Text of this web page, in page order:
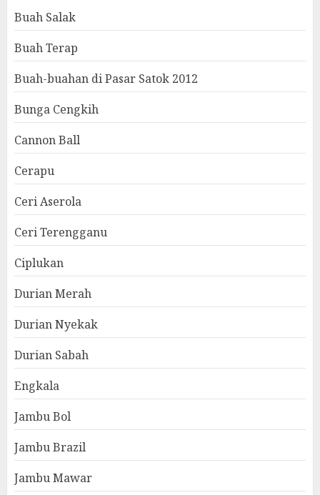
Buah Salak
Buah Terap
Buah-buahan di Pasar Satok 2012
Bunga Cengkih
Cannon Ball
Cerapu
Ceri Aserola
Ceri Terengganu
Ciplukan
Durian Merah
Durian Nyekak
Durian Sabah
Engkala
Jambu Bol
Jambu Brazil
Jambu Mawar